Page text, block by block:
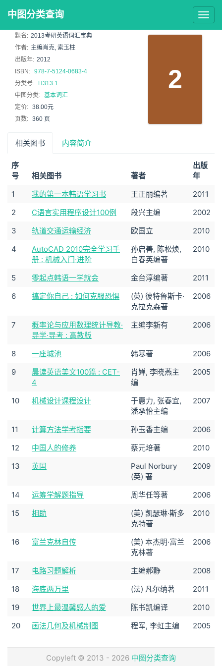
中图分类查询
2
题名: 2013考研英语词汇宝典
作者: 主编肖克, 索玉柱
出版年: 2012
ISBN: 978-7-5124-0683-4
分类号:
H313.1
中图分类: 基本词汇
定价: 38.00元
页数: 360 页
相关图书 内容简介
序
号
相关图书 著者
出版
年
1
我的第一本韩语学习书 王正丽编著
2011
2
C语言实用程序设计100例 段兴主编
2002
3
轨道交通运输经济 欧国立
2010
4
AutoCAD 2010完全学习手
册 : 机械入门·进阶
孙启善, 陈松焕,
白春英编著
2010
5 零起点韩语一学就会 金台淳编著
2011
6
搞定你自己 : 如何克服恐惧
(英) 彼特鲁斯卡·
克拉克森著
2006
7
概率论与应用数理统计导教·
导学·导考 : 高教版
主编李新有 2006
8 一座城池 韩寒著
2006
9
晨读英语美文100篇 : CET-
4
肖婵, 李晓燕主
编
2005
10 机械设计课程设计
于惠力, 张春宜,
潘承怡主编
2007
11 计算方法学考指要 孙玉香主编
2006
12
中国人的修养 蔡元培著
2010
13
英国
Paul Norbury
(英) 著
2009
14 运筹学解题指导 周华任等著
2006
15
相助
(美) 凯瑟琳·斯多
克特著
2010
16 富兰克林自传
(美) 本杰明·富兰
克林著
2006
17 电路习题解析 主编郝静
2008
18
海底两万里 (法) 凡尔纳著
2011
19
世界上最温馨感人的爱 陈书凯编译
2010
20
画法几何及机械制图 程军, 李虹主编 2005
Copyleft © 2013 - 2026 中图分类查询